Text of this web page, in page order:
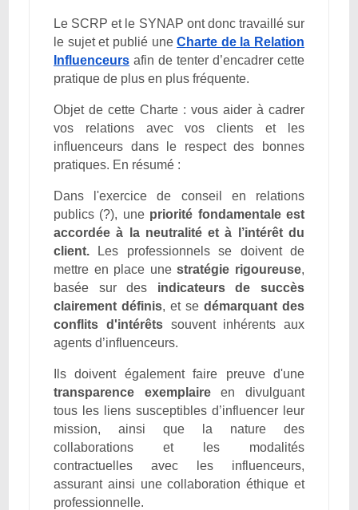
Le SCRP et le SYNAP ont donc travaillé sur
le sujet et publié uneCharte de la Relation
Influenceurs afin de tenter d’encadrer cette
pratique de plus en plus fréquente.
Objet de cette Charte : vous aider à cadrer
vos relations avec vos clients et les
influenceurs dans le respect des bonnes
pratiques. En résumé :
Dans l'exercice de conseil en relations
publics (?), une priorité fondamentale est
accordée à la neutralité et à l’intérêt du
client.
Les professionnels se doivent de
mettre en place unestratégie rigoureuse,
basée sur des indicateurs de succès
clairement définis, et se démarquant des
conflits d'intérêtssouvent inhérents aux
agents d’influenceurs.
Ils doivent également faire preuve d'une
transparence exemplaireen divulguant
tous les liens susceptibles d’influencer leur
mission, ainsi que la nature des
collaborations et les modalités
contractuelles avec les influenceurs,
assurant ainsi une collaboration éthique et
professionnelle.